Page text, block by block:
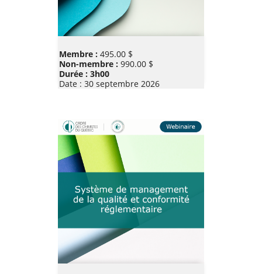
Prix
Membre : 495.00 $
Non-membre : 990.00 $
Durée : 3h00
Date : 30 septembre 2026